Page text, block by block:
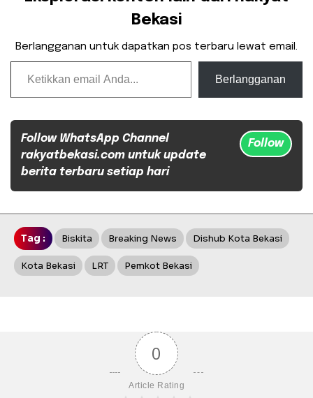
Bekasi
Berlangganan untuk dapatkan pos terbaru lewat email.
Ketikkan email Anda...
Berlangganan
Follow WhatsApp Channel
rakyatbekasi.com untuk update
berita terbaru setiap hari
Follow
Tag : Biskita Breaking News Dishub Kota Bekasi
Kota Bekasi LRT Pemkot Bekasi
0
Article Rating